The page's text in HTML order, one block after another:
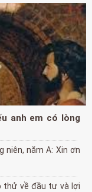
anh em có lòng
niên, năm A: Xin ơn
thử về đầu tư và lợi